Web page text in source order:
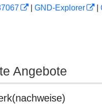
GND-Explorer
Angebote